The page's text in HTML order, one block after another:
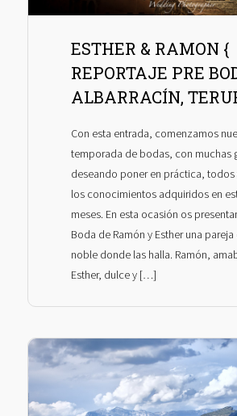
ESTHER & RAMON {
REPORTAJE PRE
ALBARRACÍN,
Con esta entrada, comenzamos
temporada de bodas, con muchas
deseando poner en práctica,
los conocimientos adquiridos en
meses. En esta ocasión os
Boda de Ramón y Esther una
noble donde las halla. Ramón,
Esther, dulce y […]